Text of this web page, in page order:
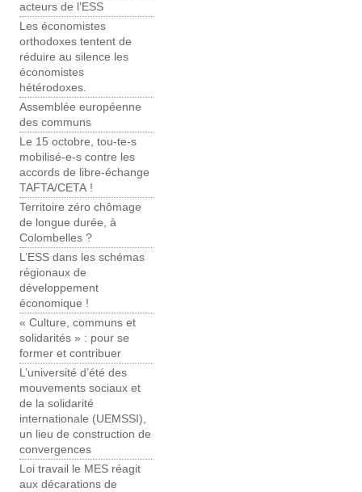
acteurs de l’ESS
Les économistes
orthodoxes tentent de
réduire au silence les
économistes
hétérodoxes.
Assemblée européenne
des communs
Le 15 octobre, tou-te-s
mobilisé-e-s contre les
accords de libre-échange
TAFTA/CETA !
Territoire zéro chômage
de longue durée, à
Colombelles ?
L’ESS dans les schémas
régionaux de
développement
économique !
« Culture, communs et
solidarités » : pour se
former et contribuer
L’université d’été des
mouvements sociaux et
de la solidarité
internationale (UEMSSI),
un lieu de construction de
convergences
Loi travail le MES réagit
aux décarations de